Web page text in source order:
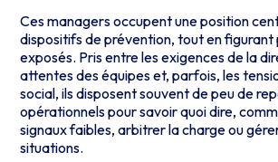
Ces managers occupent une position
dispositifs de prévention, tout en figurant
exposés. Pris entre les exigences de la
attentes des équipes et, parfois, les
social, ils disposent souvent de peu de
opérationnels pour savoir quoi dire,
signaux faibles, arbitrer la charge ou
situations.